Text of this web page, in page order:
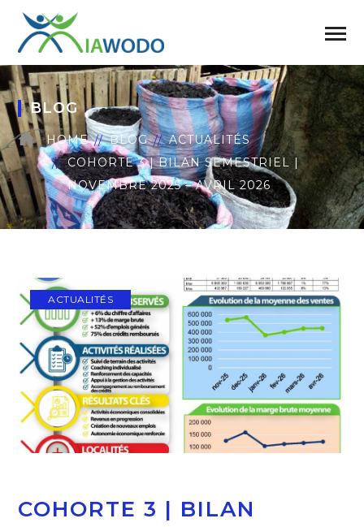
BLOG
HOME BLOG
ACTUALITÉS
COHORTE 3 | BILAN SEMESTRIEL |
NOVEMBRE 2025 – AVRIL 2026
ACTUALITÉS
COHORTE 3 | BILAN